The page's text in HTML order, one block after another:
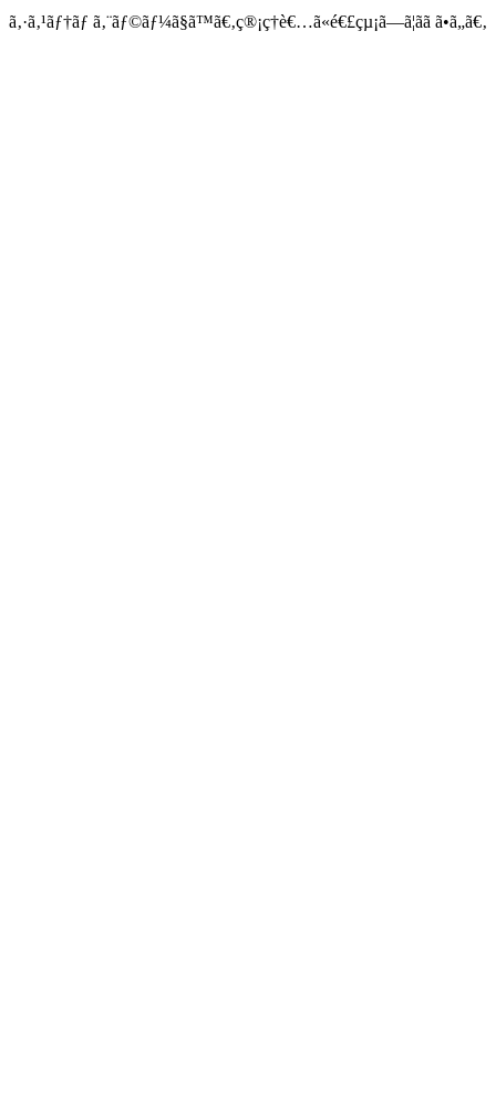
ã‚·ã‚¹ãƒ†ãƒ ã‚¨ãƒ©ãƒ¼ã§ã™ã€‚ç®¡ç†è€…ã«é€£çµ¡ã—ã¦ãã ã•ã„ã€‚